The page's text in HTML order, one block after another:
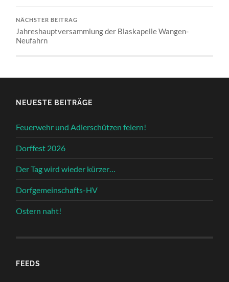
NÄCHSTER BEITRAG
Jahreshauptversammlung der Blaskapelle Wangen-
Neufahrn
NEUESTE BEITRÄGE
Feuerwehr und Adlerschützen feiern!
Dorffest 2026
Der Tag wird wieder kürzer…
Dorfgemeinschafts-HV
Ostern naht!
FEEDS